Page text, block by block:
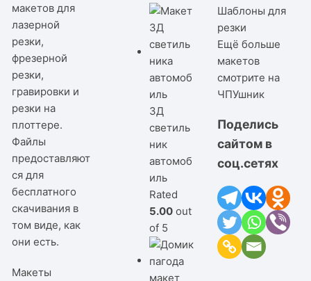
макетов для
лазерной
резки,
фрезерной
резки,
гравировки и
резки на
плоттере.
Файлы
предоставляют
ся для
бесплатного
скачивания в
том виде, как
они есть.
Макеты
3Д
светиль
ник
автомоб
иль
Rated
5.00 out
of 5
Шаблоны для
резки
Ещё больше
макетов
смотрите на
ЧПУшник
Поделись
сайтом в
соц.сетях